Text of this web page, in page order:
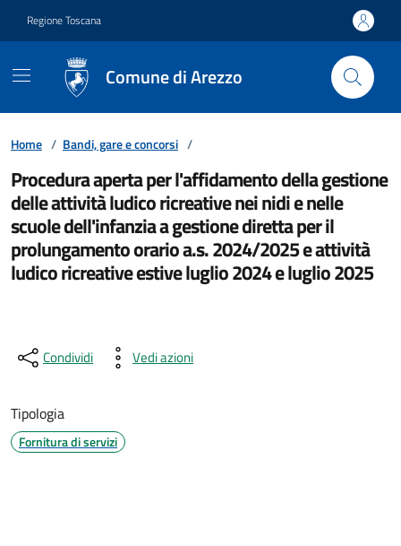
Regione Toscana
Comune di Arezzo
Home / Bandi, gare e concorsi /
Procedura aperta per l'affidamento della gestione
delle attività ludico ricreative nei nidi e nelle
scuole dell'infanzia a gestione diretta per il
prolungamento orario a.s. 2024/2025 e attività
ludico ricreative estive luglio 2024 e luglio 2025
Condividi Vedi azioni
Tipologia
Fornitura di servizi